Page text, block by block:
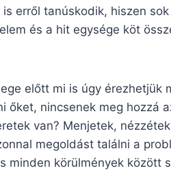
erről tanúskodik, hiszen
és a hit egysége köt
előtt mi is úgy érezhetjük
őket, nincsenek meg hozzá
van? Menjetek,
megoldást találni a
minden körülmények között